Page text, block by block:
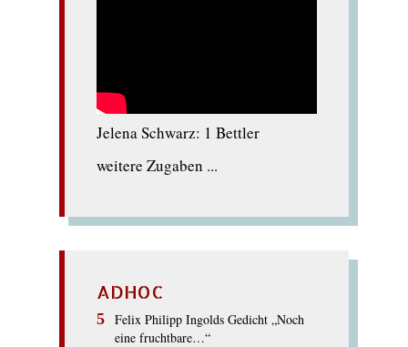
Jelena Schwarz: 1 Bettler
weitere Zugaben ...
ADHOC
Felix Philipp Ingolds Gedicht „Noch
eine fruchtbare…“